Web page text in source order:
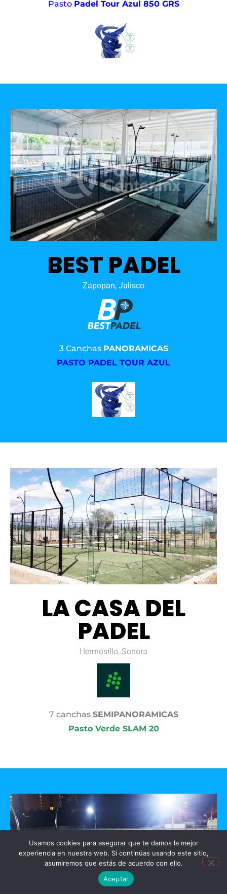
Pasto Padel Tour Azul 850 GRS
BEST PADEL
Zapopan, Jalisco
3 Canchas PANORAMICAS
PASTO PADEL TOUR AZUL
LA CASA DEL
PADEL
Hermosillo, Sonora
7 canchas SEMIPANORAMICAS
Pasto Verde SLAM 20
Usamos cookies para asegurar que te damos la mejor
experiencia en nuestra web. Si continúas usando este sitio,
asumiremos que estás de acuerdo con ello.
Aceptar